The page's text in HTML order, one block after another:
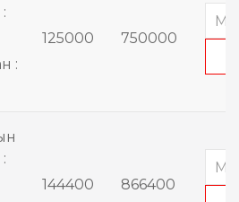
:
125000 750000
144400 866400